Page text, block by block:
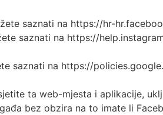
saznati na https://hr-
saznati na https://
saznati na https://
ta web-mjesta i aplikacije,
bez obzira na to imate li